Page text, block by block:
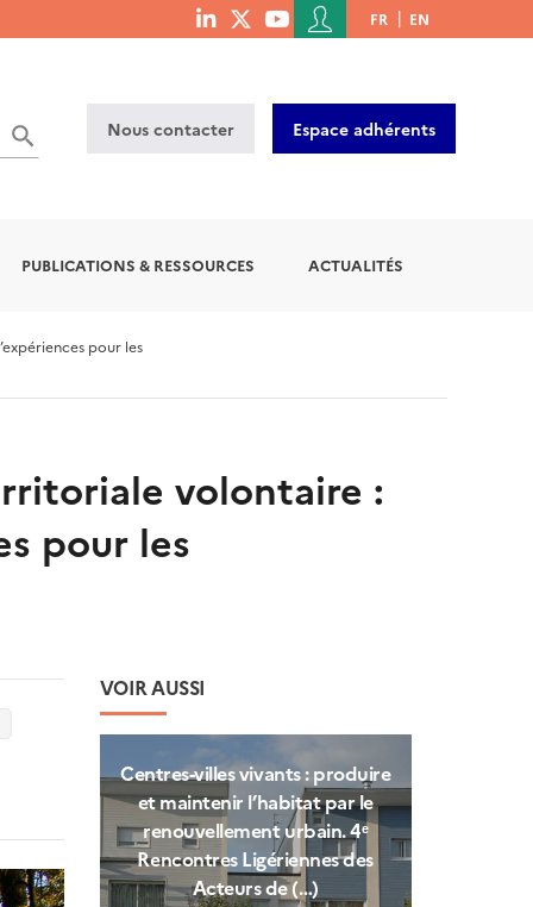
menu
Menu
du
de
l'utilisateur
FR EN
Nous contacter Espace adhérents
PUBLICATIONS & RESSOURCES ACTUALITÉS
pour les
volontaire :
pour les
VOIR AUSSI
Centres‑villes vivants : produire
et maintenir l’habitat par le
renouvellement urbain. 4ᵉ
Rencontres Ligériennes des
Acteurs de (…)